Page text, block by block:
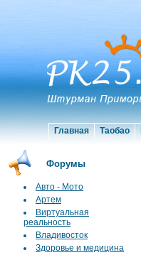
Главная Таобао
Форумы
Авто - Мото
Артем
Виртуальная
реальность
Владивосток
Здоровье и медицина